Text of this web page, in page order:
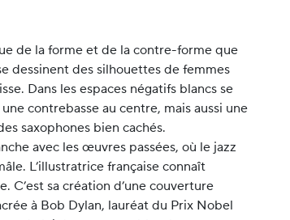
de la forme et de la contre-forme que
dessinent des silhouettes de femmes
Dans les espaces négatifs blancs se
contrebasse au centre, mais aussi une
saxophones bien cachés.
avec les œuvres passées, où le jazz
L’illustratrice française connaît
C’est sa création d’une couverture
à Bob Dylan, lauréat du Prix Nobel